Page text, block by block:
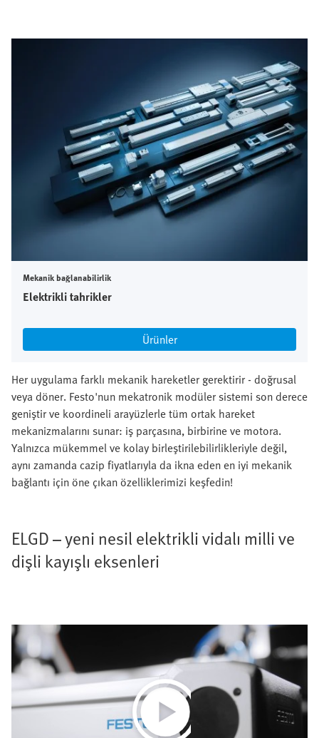
Mekanik bağlanabilirlik
Elektrikli tahrikler
Ürünler
Her uygulama farklı mekanik hareketler gerektirir - doğrusal
veya döner. Festo'nun mekatronik modüler sistemi son derece
geniştir ve koordineli arayüzlerle tüm ortak hareket
mekanizmalarını sunar: iş parçasına, birbirine ve motora.
Yalnızca mükemmel ve kolay birleştirilebilirlikleriyle değil,
aynı zamanda cazip fiyatlarıyla da ikna eden en iyi mekanik
bağlantı için öne çıkan özelliklerimizi keşfedin!
ELGD – yeni nesil elektrikli vidalı milli ve
dişli kayışlı eksenleri
Play